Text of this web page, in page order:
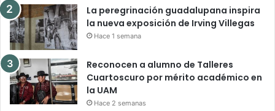
La peregrinación guadalupana inspira
la nueva exposición de Irving Villegas
Hace 1 semana
Reconocen a alumno de Talleres
Cuartoscuro por mérito académico en
la UAM
Hace 2 semanas